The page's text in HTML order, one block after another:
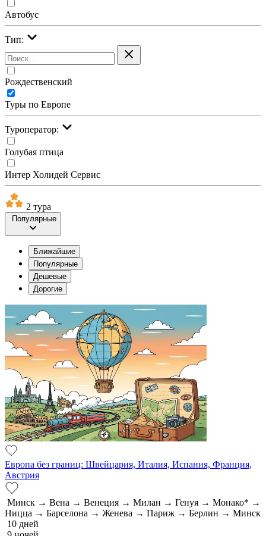
Автобус
Тип:
Рождественский
Туры по Европе
Туроператор:
Голубая птица
Интер Холидей Сервис
2 тура
Популярные
Ближайшие
Популярные
Дешевые
Дорогие
Европа без границ: Швейцария, Италия, Испания, Франция,
Австрия
Минск → Вена → Венеция → Милан → Генуя → Монако* →
Ницца → Барселона → Женева → Париж → Берлин → Минск
10 дней